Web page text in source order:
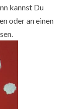
kannst Du
oder an einen